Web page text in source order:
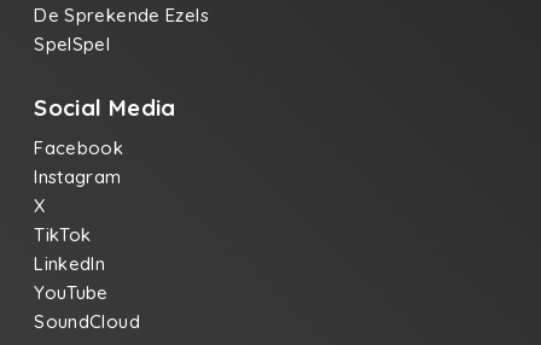
De Sprekende Ezels
SpelSpel
Social Media
Facebook
Instagram
X
TikTok
LinkedIn
YouTube
SoundCloud